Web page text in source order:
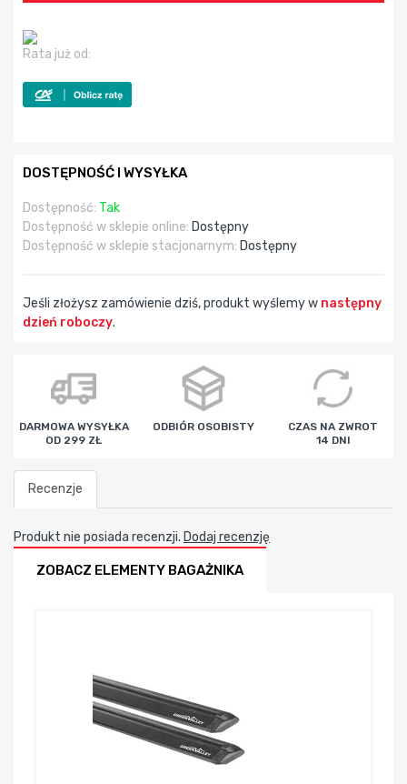
Rata już od:
DOSTĘPNOŚĆ I WYSYŁKA
Dostępność: Tak
Dostępność w sklepie online: Dostępny
Dostępność w sklepie stacjonarnym: Dostępny
Jeśli złożysz zamówienie dziś, produkt wyślemy w następny
dzień roboczy.
godz min
DARMOWA WYSYŁKA
OD 299 ZŁ
ODBIÓR OSOBISTY
CZAS NA ZWROT
14 DNI
Recenzje
Produkt nie posiada recenzji. Dodaj recenzję
ZOBACZ ELEMENTY BAGAŻNIKA